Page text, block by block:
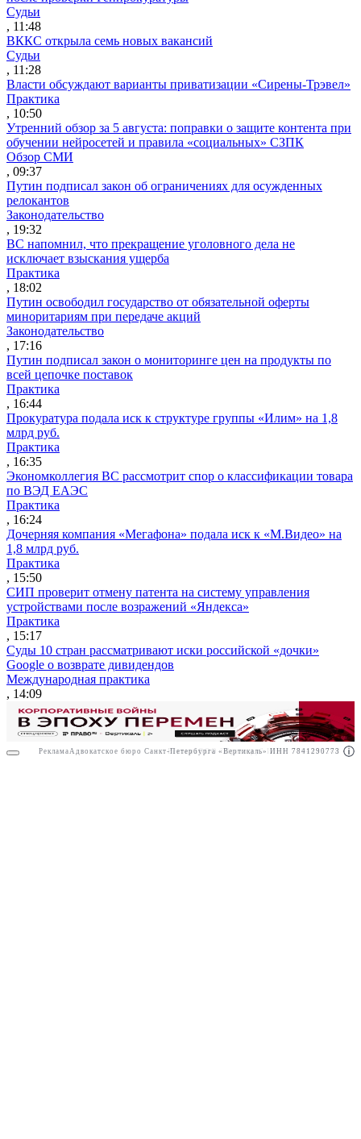
РекламаООО "Право.ру" ИНН: 7704835288
Судьи
, 11:48
ВККС открыла семь новых вакансий
Судьи
, 11:28
Власти обсуждают варианты приватизации «Сирены-Трэвел»
Практика
, 10:50
Утренний обзор за 5 августа: поправки о защите контента при
обучении нейросетей и правила «социальных» СЗПК
Обзор СМИ
, 09:37
Путин подписал закон об ограничениях для осужденных
релокантов
Законодательство
, 19:32
ВС напомнил, что прекращение уголовного дела не
исключает взыскания ущерба
Практика
, 18:02
Путин освободил государство от обязательной оферты
миноритариям при передаче акций
Законодательство
, 17:16
Путин подписал закон о мониторинге цен на продукты по
всей цепочке поставок
Практика
, 16:44
Прокуратура подала иск к структуре группы «Илим» на 1,8
млрд руб.
Практика
, 16:35
Экономколлегия ВС рассмотрит спор о классификации товара
по ВЭД ЕАЭС
Практика
, 16:24
Дочерняя компания «Мегафона» подала иск к «М.Видео» на
1,8 млрд руб.
Практика
, 15:50
СИП проверит отмену патента на систему управления
устройствами после возражений «Яндекса»
Практика
, 15:17
Суды 10 стран рассматривают иски российской «дочки»
Google о возврате дивидендов
Международная практика
, 14:09
Реклама Адвокатское бюро Санкт-Петербурга «Вертикаль» ИНН 7841290773